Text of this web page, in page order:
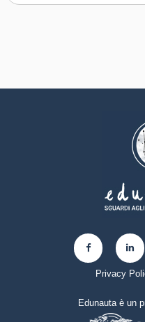
Privacy
Edunauta è un